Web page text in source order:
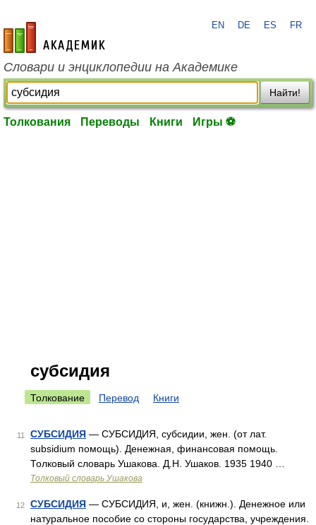
academic.ru
EN DE ES FR
Словари и энциклопедии на Академике
Найти!
Толкования Переводы Книги Игры ⚽
субсидия
Толкование Перевод Книги
11 СУБСИДИЯ — СУБСИДИЯ, субсидии, жен. (от лат.
subsidium помощь). Денежная, финансовая помощь.
Толковый словарь Ушакова. Д.Н. Ушаков. 1935 1940 …
Толковый словарь Ушакова
12 СУБСИДИЯ — СУБСИДИЯ, и, жен. (книжн.). Денежное или
натуральное пособие со стороны государства, учреждения.